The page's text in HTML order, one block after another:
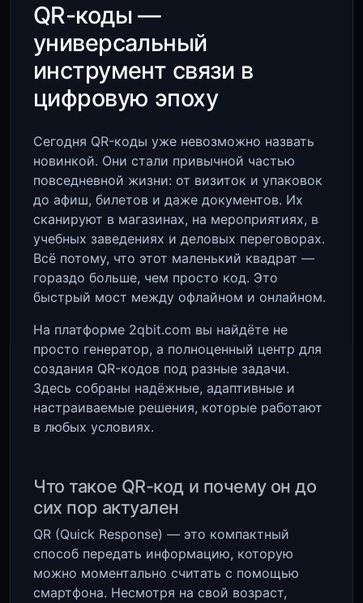
QR-коды —
универсальный
инструмент связи в
цифровую эпоху
Сегодня QR-коды уже невозможно назвать
новинкой. Они стали привычной частью
повседневной жизни: от визиток и упаковок
до афиш, билетов и даже документов. Их
сканируют в магазинах, на мероприятиях, в
учебных заведениях и деловых переговорах.
Всё потому, что этот маленький квадрат —
гораздо больше, чем просто код. Это
быстрый мост между офлайном и онлайном.
На платформе 2qbit.com вы найдёте не
просто генератор, а полноценный центр для
создания QR-кодов под разные задачи.
Здесь собраны надёжные, адаптивные и
настраиваемые решения, которые работают
в любых условиях.
Что такое QR-код и почему он до
сих пор актуален
QR (Quick Response) — это компактный
способ передать информацию, которую
можно моментально считать с помощью
смартфона. Несмотря на свой возраст,